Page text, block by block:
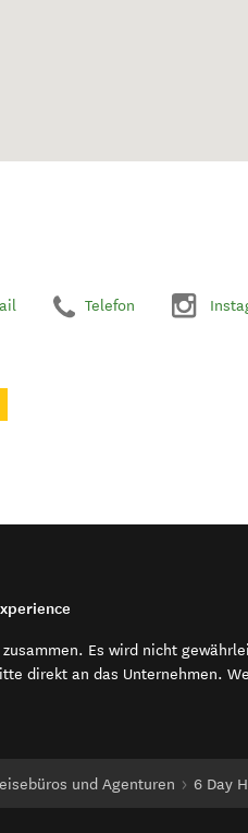
Telefon
Es wird nicht
direkt an das Unternehmen.
und Agenturen 6 Day